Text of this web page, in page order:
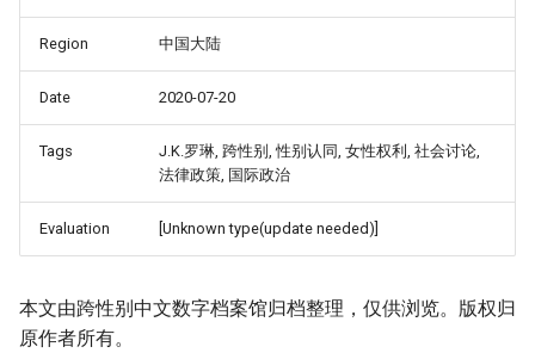
Region 中国大陆
Date 2020-07-20
Tags
J.K.罗琳, 跨性别, 性别认同, 女性权利, 社会讨论,
法律政策, 国际政治
Evaluation [Unknown type(update needed)]
本文由跨性别中文数字档案馆归档整理，仅供浏览。版权归
原作者所有。